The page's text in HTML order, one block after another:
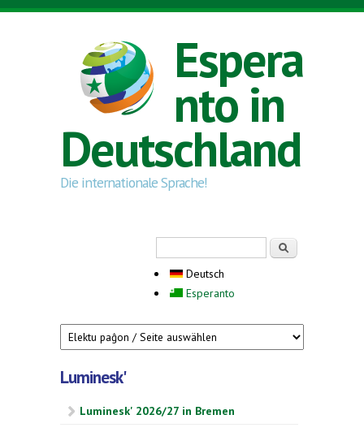
Direkt zum Inhalt
Espera
nto in
Deutschland
Die internationale Sprache!
Deutsch
Esperanto
Luminesk'
Luminesk' 2026/27 in Bremen